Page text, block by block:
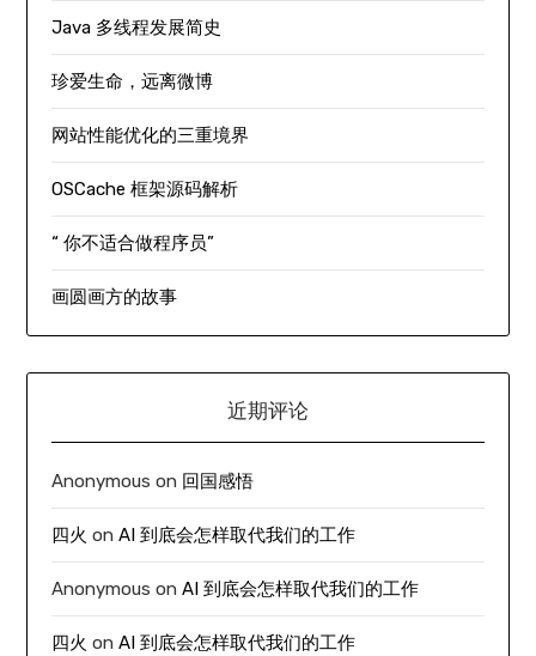
Java 多线程发展简史
珍爱生命，远离微博
网站性能优化的三重境界
OSCache 框架源码解析
“ 你不适合做程序员”
画圆画方的故事
近期评论
Anonymous on 回国感悟
四火 onAI 到底会怎样取代我们的工作
Anonymous onAI 到底会怎样取代我们的工作
四火 onAI 到底会怎样取代我们的工作